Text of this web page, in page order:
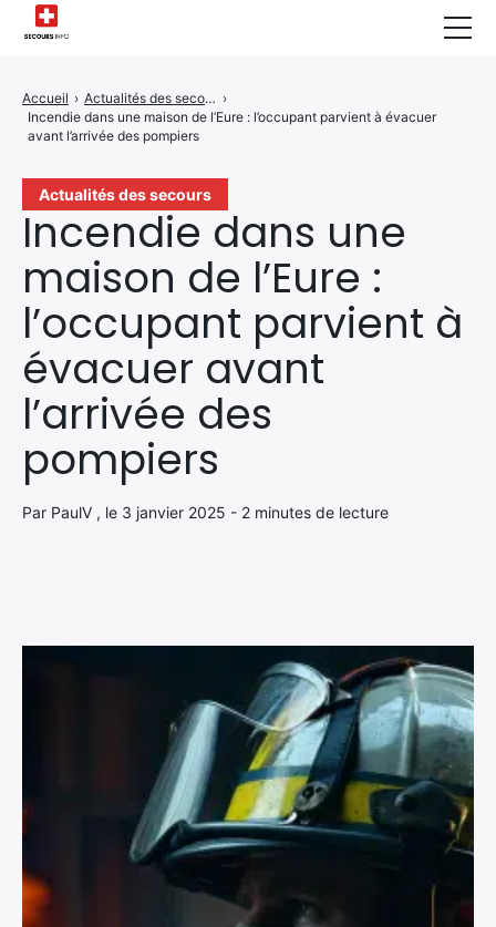
Actualités des secours
Incendie dans une
maison de l’Eure :
l’occupant parvient à
évacuer avant
l’arrivée des
pompiers
Par PaulV , le 3 janvier 2025 - 2 minutes de lecture
Accueil › Actualités des secours ›
Incendie dans une maison de l’Eure : l’occupant parvient à évacuer
avant l’arrivée des pompiers
Infos & Conseils
Actualités des Secours
Santé & Bien-être
A propos de Nous
Contactez-nous
Politique de Confidentialité